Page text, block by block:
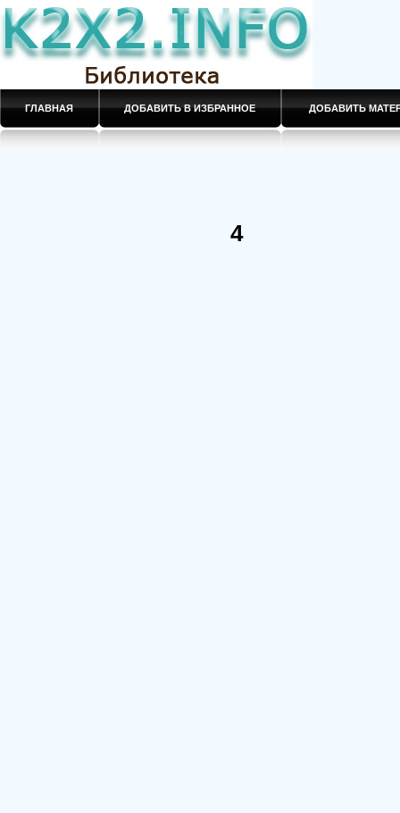
ГЛАВНАЯ ДОБАВИТЬ В ИЗБРАННОЕ ДОБАВИТЬ
4